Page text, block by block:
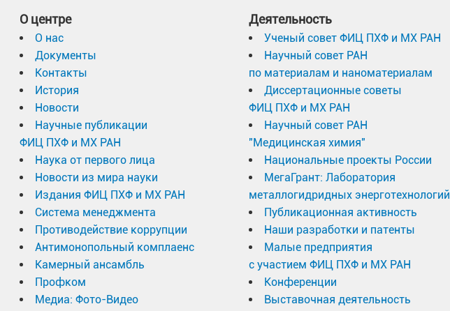
О центре
О нас
Документы
Контакты
История
Новости
Научные публикации
ФИЦ ПХФ и МХ РАН
Наука от первого лица
Новости из мира науки
Издания ФИЦ ПХФ и МХ РАН
Система менеджмента
Противодействие коррупции
Антимонопольный комплаенс
Камерный ансамбль
Профком
Медиа: Фото-Видео
Деятельность
Ученый совет ФИЦ ПХФ и МХ РАН
Научный совет РАН
по материалам и наноматериалам
Диссертационные советы
ФИЦ ПХФ и МХ РАН
Научный совет РАН
"Медицинская химия"
Национальные проекты России
МегаГрант: Лаборатория
металлогидридных энерготехнологий
Публикационная активность
Наши разработки и патенты
Малые предприятия
с участием ФИЦ ПХФ и МХ РАН
Конференции
Выставочная деятельность